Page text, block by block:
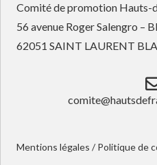
Comité de promotion Hauts-
56 avenue Roger Salengro –
62051 SAINT LAURENT
Mentions légales / Politique de